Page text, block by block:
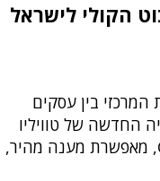
הקולי לישראל
בין עסקים
● הטכנולוגיה החדשה של טוויליו
מקבוצת אמן, בהתממשקות עם OpenAI, מאפשרת מענה מהיר,